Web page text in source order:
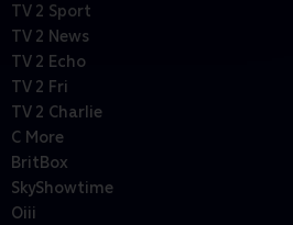
TV 2 Sport
TV 2 News
TV 2 Echo
TV 2 Fri
TV 2 Charlie
C More
BritBox
SkyShowtime
Oiii